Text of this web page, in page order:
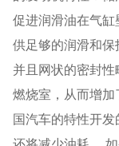
促进润滑油在气
供足够的润滑和保
并且网状的密封
燃烧室，从而增
国汽车的特性开